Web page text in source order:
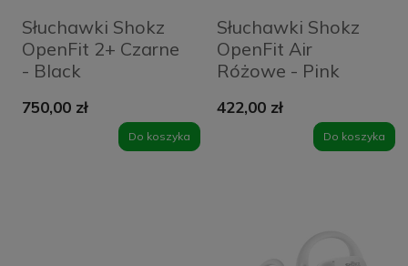
Słuchawki Shokz
OpenFit 2+ Czarne
- Black
750,00 zł
Do koszyka
Słuchawki Shokz
OpenFit Air
Różowe - Pink
422,00 zł
Do koszyka